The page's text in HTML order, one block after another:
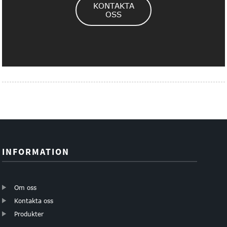
KONTAKTA
OSS
INFORMATION
Om oss
Kontakta oss
Produkter